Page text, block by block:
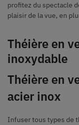
profitez du spectacle
plaisir de la vue, en
Théière en
inoxydable
Théière en
acier inox
Infuser tous types de